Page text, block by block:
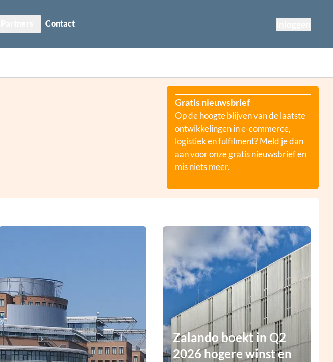
Contact
Gratis nieuwsbrief
Op de hoogte blijven van de laatste
ontwikkelingen in e-commerce,
logistiek en fulfilment? Meld je dan
aan voor onze gratis nieuwsbrief en
mis niets meer.
Zalando boekt in Q2
2026 hogere winst en